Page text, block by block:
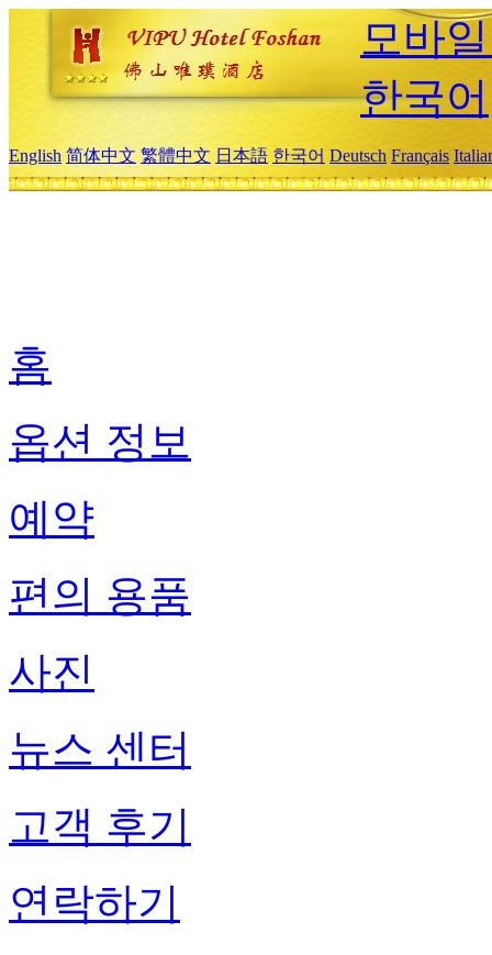
모바
한국어
English 简体中文 繁體中文 日本語 한국어 Deutsch Français
홈
옵션 정보
예약
편의 용품
사진
뉴스 센터
고객 후기
연락하기